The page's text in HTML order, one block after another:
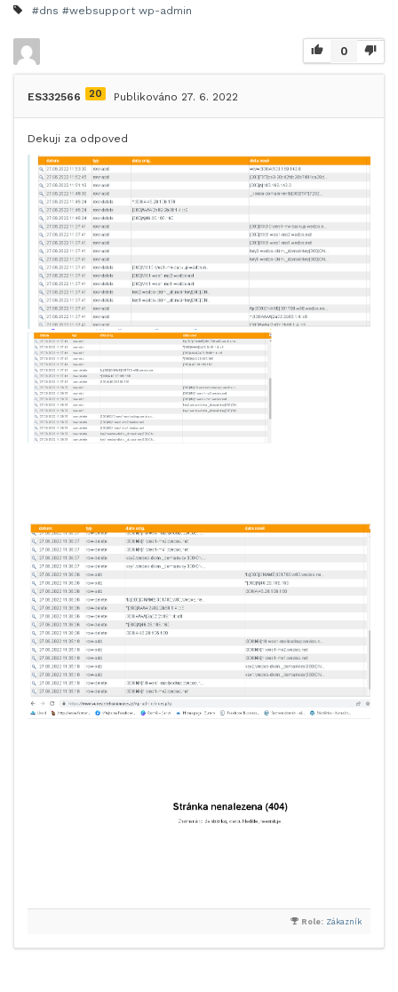
#dns #websupport wp-admin
0
ES332566 20 Publikováno 27. 6. 2022
Dekuji za odpoved
Role: Zákazník